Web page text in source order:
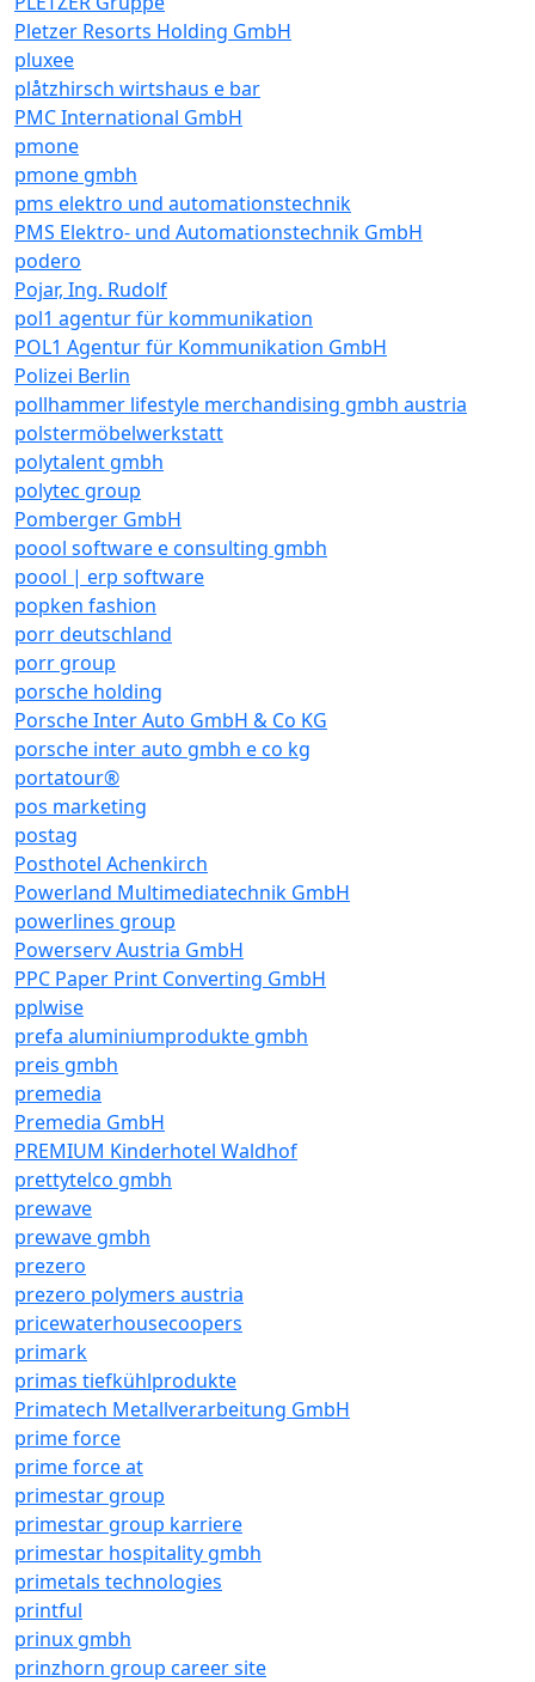
Pletzer Resorts Holding GmbH
pluxee
plåtzhirsch wirtshaus e bar
PMC International GmbH
pmone
pmone gmbh
pms elektro und automationstechnik
PMS Elektro- und Automationstechnik GmbH
podero
Pojar, Ing. Rudolf
pol1 agentur für kommunikation
POL1 Agentur für Kommunikation GmbH
Polizei Berlin
pollhammer lifestyle merchandising gmbh austria
polstermöbelwerkstatt
polytalent gmbh
polytec group
Pomberger GmbH
poool software e consulting gmbh
poool | erp software
popken fashion
porr deutschland
porr group
porsche holding
Porsche Inter Auto GmbH & Co KG
porsche inter auto gmbh e co kg
portatour®
pos marketing
postag
Posthotel Achenkirch
Powerland Multimediatechnik GmbH
powerlines group
Powerserv Austria GmbH
PPC Paper Print Converting GmbH
pplwise
prefa aluminiumprodukte gmbh
preis gmbh
premedia
Premedia GmbH
PREMIUM Kinderhotel Waldhof
prettytelco gmbh
prewave
prewave gmbh
prezero
prezero polymers austria
pricewaterhousecoopers
primark
primas tiefkühlprodukte
Primatech Metallverarbeitung GmbH
prime force
prime force at
primestar group
primestar group karriere
primestar hospitality gmbh
primetals technologies
printful
prinux gmbh
prinzhorn group career site